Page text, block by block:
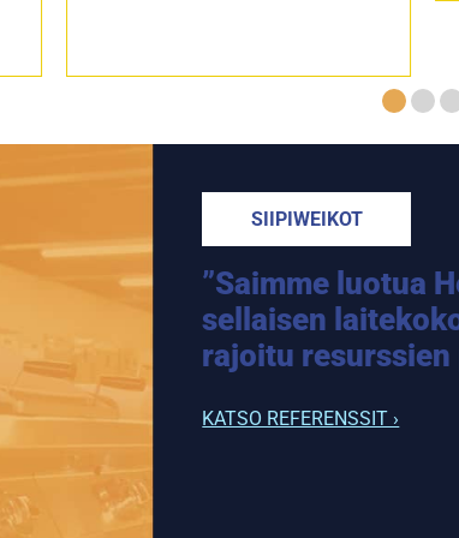
SIIPIWEIKOT
”Saimme luotua
sellaisen
rajoitu resurssien
KATSO REFERENSSIT ›